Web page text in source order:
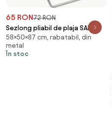
65 RON72 RON
Sezlong pliabil de plaja SAND
MELON, colorat
58×50×87 cm, rabatabil, din
metal
În stoc